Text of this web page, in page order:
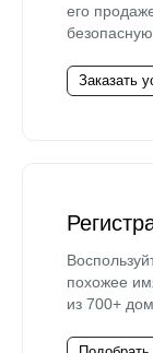
его
безопасную
Заказать
похожее
из 700+